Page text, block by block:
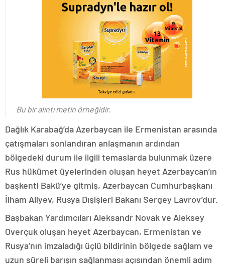
Bu bir alıntı metin örneğidir.
Dağlık Karabağ’da Azerbaycan ile Ermenistan arasında
çatışmaları sonlandıran anlaşmanın ardından
bölgedeki durum ile ilgili temaslarda bulunmak üzere
Rus hükümet üyelerinden oluşan heyet Azerbaycan’ın
başkenti Bakü’ye gitmiş, Azerbaycan Cumhurbaşkanı
İlham Aliyev, Rusya Dışişleri Bakanı Sergey Lavrov’dur.
Başbakan Yardımcıları Aleksandr Novak ve Aleksey
Overçuk oluşan heyet Azerbaycan, Ermenistan ve
Rusya’nın imzaladığı üçlü bildirinin bölgede sağlam ve
uzun süreli barışın sağlanması açısından önemli adım